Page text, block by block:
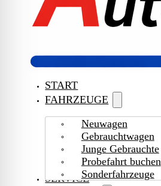
START
FAHRZEUGE
Neuwagen
Gebrauchtwagen
Junge Gebrauchte
Probefahrt buchen
Sonderfahrzeuge
SERVICE